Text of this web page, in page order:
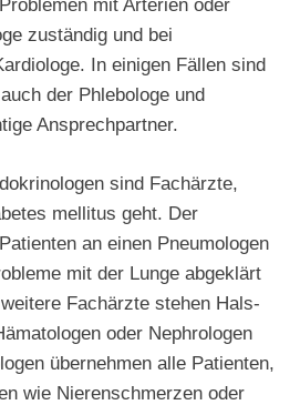
zuständig und bei
In einigen Fällen sind
der Phlebologe und
Ansprechpartner.
sind Fachärzte,
mellitus geht. Der
an einen Pneumologen
mit der Lunge abgeklärt
Fachärzte stehen Hals-
oder Nephrologen
übernehmen alle Patienten,
wie Nierenschmerzen oder